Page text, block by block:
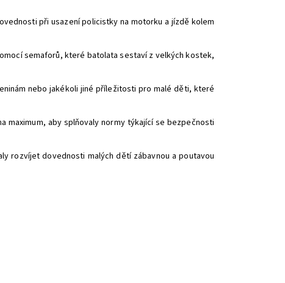
při usazení policistky na motorku a jízdě kolem
semaforů, které batolata sestaví z velkých kostek,
nebo jakékoli jiné příležitosti pro malé děti, které
na maximum, aby splňovaly normy týkající se bezpečnosti
rozvíjet dovednosti malých dětí zábavnou a poutavou